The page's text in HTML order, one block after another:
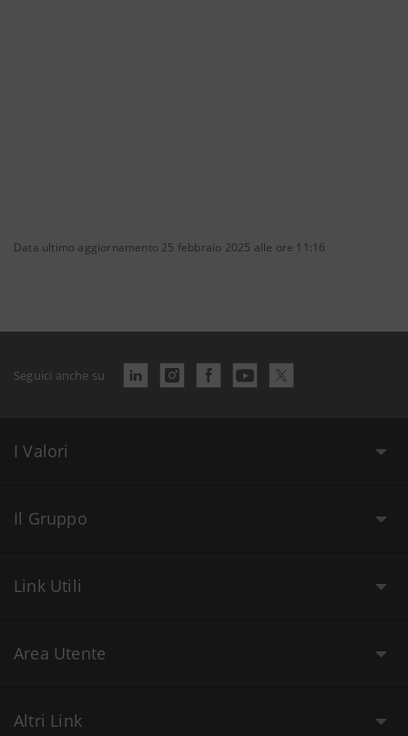
Data ultimo aggiornamento 25 febbraio 2025 alle ore 11:16
Seguici anche su
I Valori
Il Gruppo
Link Utili
Area Utente
Altri Link